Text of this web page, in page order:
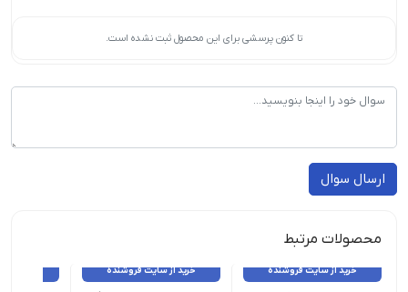
تا کنون پرسشی برای این محصول ثبت نشده است.
ارسال سوال
محصولات مرتبط
خرید از سایت فروشنده خرید از سایت فروشنده